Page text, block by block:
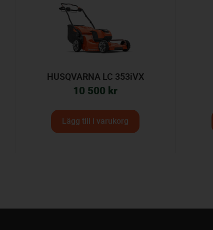
HUSQVARNA LC 353iVX
10 500 kr
Lägg till i varukorg